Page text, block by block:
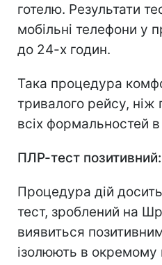
готелю. Результати
мобільні телефони у
до 24-х годин.
Така процедура
тривалого рейсу,
всіх формальностей
ПЛР-тест
Процедура дій
тест, зроблений на
виявиться
ізолюють в